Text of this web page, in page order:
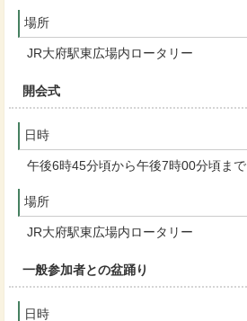
場所
JR大府駅東広場内ロータリー
開会式
日時
午後6時45分頃から午後7時00分頃まで
場所
JR大府駅東広場内ロータリー
一般参加者との盆踊り
日時